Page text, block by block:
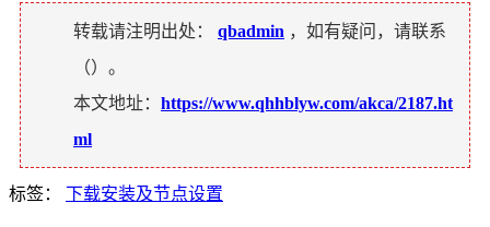
转载请注明出处： qbadmin ，如有疑问，请联系
（）。
本文地址： https://www.qhhblyw.com/akca/2187.ht
ml
标签： 下载安装及节点设置